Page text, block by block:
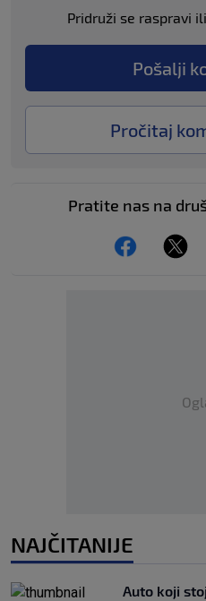
Pridruži se raspravi
Pošalji
Pročitaj
Pratite nas na
NAJČITANIJE
Auto koji